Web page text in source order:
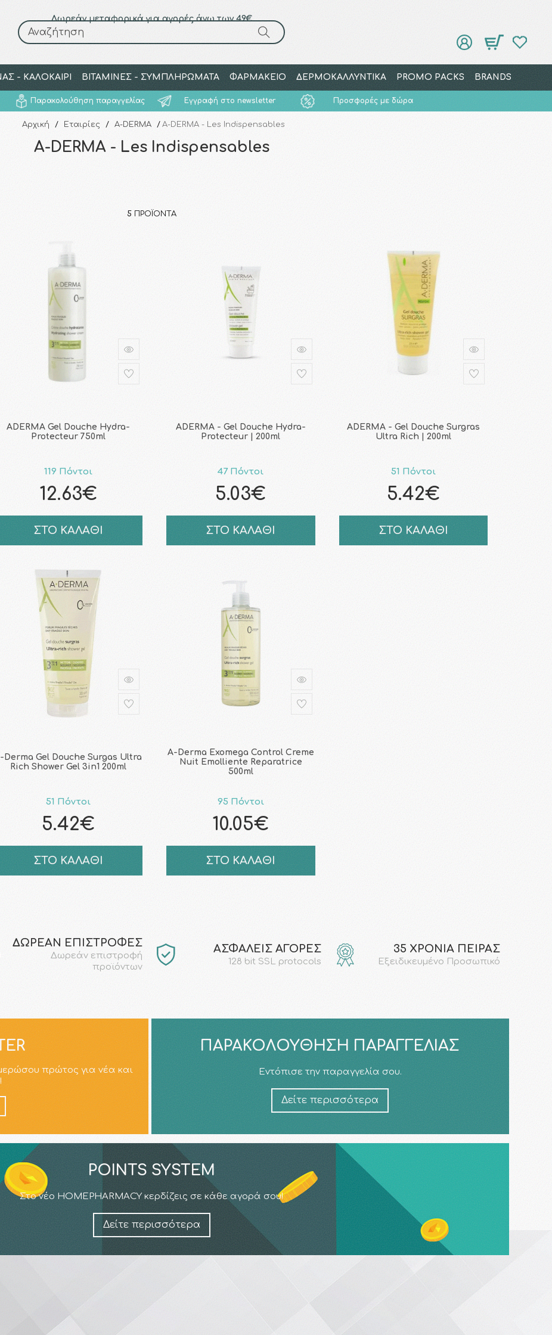
Δωρεάν μεταφορικά για αγορές άνω των 49€
Αναζήτηση
- ΚΑΛΟΚΑΙΡΙ ΒΙΤΑΜΙΝΕΣ - ΣΥΜΠΛΗΡΩΜΑΤΑ ΦΑΡΜΑΚΕΙΟ ΔΕΡΜΟΚΑΛΛΥΝΤΙΚΑ PROMO PACKS BRANDS
Παρακολούθηση παραγγελίας Εγγραφή στο newsletter Προσφορές με δώρα
Αναζήτηση
Αρχική / Εταιρίες / A-DERMA / A-DERMA - Les Indispensables
A-DERMA - Les Indispensables
5 ΠΡΟΪΌΝΤΑ
ADERMA Gel Douche Hydra-
Protecteur 750ml
119 Πόντοι
12.63€
ΣΤΟ ΚΑΛΑΘΙ
ADERMA - Gel Douche Hydra-
Protecteur | 200ml
47 Πόντοι
5.03€
ΣΤΟ ΚΑΛΑΘΙ
ADERMA - Gel Douche Surgras
Ultra Rich | 200ml
51 Πόντοι
5.42€
ΣΤΟ ΚΑΛΑΘΙ
Derma Gel Douche Surgas Ultra
Rich Shower Gel 3in1 200ml
51 Πόντοι
5.42€
ΣΤΟ ΚΑΛΑΘΙ
A-Derma Exomega Control Creme
Nuit Emolliente Reparatrice
500ml
95 Πόντοι
10.05€
ΣΤΟ ΚΑΛΑΘΙ
ΔΩΡΕΑΝ ΕΠΙΣΤΡΟΦΕΣ
Δωρεάν επιστροφή
προϊόντων
AΣΦΑΛΕΙΣ ΑΓΟΡΕΣ
128 bit SSL protocols
35 ΧΡΟΝΙΑ ΠΕΙΡΑΣ
Εξειδικευμένο Προσωπικό
πρώτος για νέα και
ΠΑΡΑΚΟΛΟΎΘΗΣΗ ΠΑΡΑΓΓΕΛΊΑΣ
Εντόπισε την παραγγελία σου.
Δείτε περισσότερα
POINTS SYSTEM
Στο νέο HOMEPHARMACY κερδίζεις σε κάθε αγορά σου!
Δείτε περισσότερα